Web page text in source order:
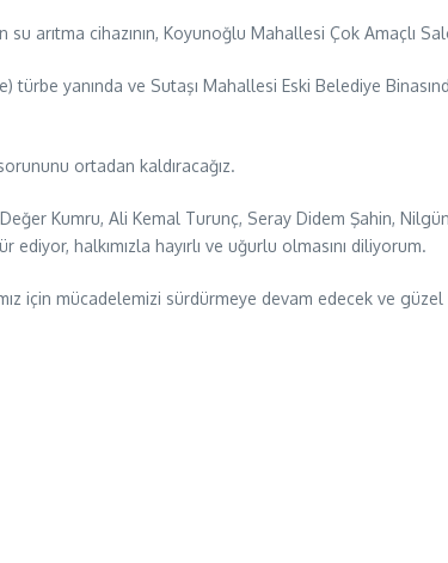
arıtma cihazının, Koyunoğlu Mahallesi Çok Amaçlı
yanında ve Sutaşı Mahallesi Eski Belediye
ortadan kaldıracağız.
Kumru, Ali Kemal Turunç, Seray Didem Şahin,
halkımızla hayırlı ve uğurlu olmasını diliyorum.
için mücadelemizi sürdürmeye devam edecek ve güzel